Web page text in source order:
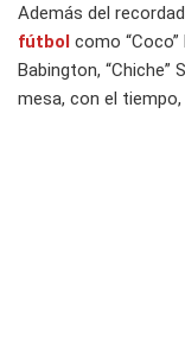
Además del
fútbol como “Coco”
Babington,
mesa, con el tiempo,